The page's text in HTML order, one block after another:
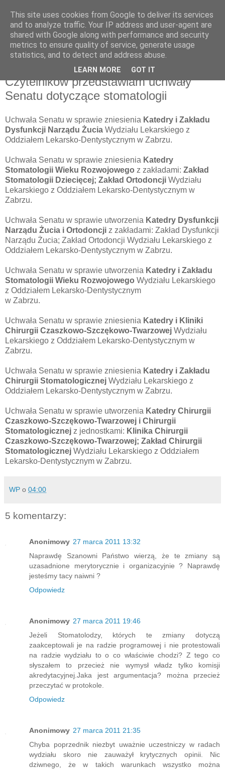
pluskiewicz.blogspot.com
piątek, 25 marca 2011
W związku z pytaniami ze strony
Czytelników przedstawiam uchwały
Senatu dotyczące stomatologii
Uchwała Senatu w sprawie zniesienia Katedry i Zakładu
Dysfunkcji Narządu Żucia Wydziału Lekarskiego z
Oddziałem Lekarsko-Dentystycznym w Zabrzu.
Uchwała Senatu w sprawie zniesienia Katedry
Stomatologii Wieku Rozwojowego z zakładami: Zakład
Stomatologii Dziecięcej; Zakład Ortodoncji Wydziału
Lekarskiego z Oddziałem Lekarsko-Dentystycznym w
Zabrzu.
Uchwała Senatu w sprawie utworzenia Katedry Dysfunkcji
Narządu Żucia i Ortodoncji z zakładami: Zakład Dysfunkcji
Narządu Żucia; Zakład Ortodoncji Wydziału Lekarskiego z
Oddziałem Lekarsko-Dentystycznym w Zabrzu.
Uchwała Senatu w sprawie utworzenia Katedry i Zakładu
Stomatologii Wieku Rozwojowego Wydziału Lekarskiego
z Oddziałem Lekarsko-Dentystycznym
w Zabrzu.
Uchwała Senatu w sprawie zniesienia Katedry i Kliniki
Chirurgii Czaszkowo-Szczękowo-Twarzowej Wydziału
Lekarskiego z Oddziałem Lekarsko-Dentystycznym w
Zabrzu.
Uchwała Senatu w sprawie zniesienia Katedry i Zakładu
Chirurgii Stomatologicznej Wydziału Lekarskiego z
Oddziałem Lekarsko-Dentystycznym w Zabrzu.
Uchwała Senatu w sprawie utworzenia Katedry Chirurgii
Czaszkowo-Szczękowo-Twarzowej i Chirurgii
Stomatologicznej z jednostkami: Klinika Chirurgii
Czaszkowo-Szczękowo-Twarzowej; Zakład Chirurgii
Stomatologicznej Wydziału Lekarskiego z Oddziałem
Lekarsko-Dentystycznym w Zabrzu.
WP o 04:00
5 komentarzy:
Anonimowy 27 marca 2011 13:32
Naprawdę Szanowni Państwo wierzą, że te zmiany są
uzasadnione merytorycznie i organizacyjnie ? Naprawdę
jesteśmy tacy naiwni ?
Odpowiedz
Anonimowy 27 marca 2011 19:46
Jeżeli Stomatolodzy, których te zmiany dotyczą
zaakceptowali je na radzie programowej i nie protestowali
na radzie wydziału to o co właściwie chodzi? Z tego co
słyszałem to przecież nie wymysł władz tylko komisji
akredytacyjnej.Jaka jest argumentacja? można przecież
przeczytać w protokole.
Odpowiedz
Anonimowy 27 marca 2011 21:35
Chyba poprzednik niezbyt uważnie uczestniczy w radach
wydziału skoro nie zauważył krytycznych opinii. Nic
dziwnego, że w takich warunkach wszystko można
This site uses cookies from Google to deliver its services
and to analyze traffic. Your IP address and user-agent are
shared with Google along with performance and security
metrics to ensure quality of service, generate usage
statistics, and to detect and address abuse.
LEARN MORE GOT IT